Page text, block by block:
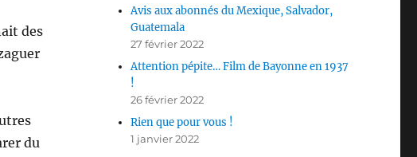
des
du
Avis aux abonnés du Mexique, Salvador,
Guatemala
27 février 2022
Attention pépite… Film de Bayonne en 1937
!
26 février 2022
Rien que pour vous !
1 janvier 2022